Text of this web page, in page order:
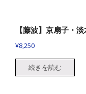
【藤波】京扇子・
¥8,250
続きを読む